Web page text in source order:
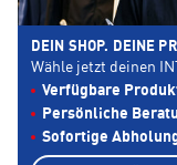
DEIN SHOP. DEINE
Wähle jetzt deinen
Verfügbare
Persönliche
Sofortige